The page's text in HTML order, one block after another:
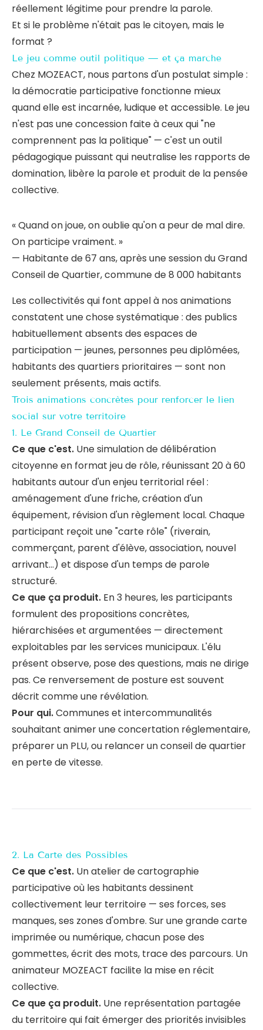
réellement légitime pour prendre la parole.
Et si le problème n'était pas le citoyen, mais le
format ?
Le jeu comme outil politique — et ça marche
Chez MOZEACT, nous partons d'un postulat simple :
la démocratie participative fonctionne mieux
quand elle est incarnée, ludique et accessible. Le jeu
n'est pas une concession faite à ceux qui "ne
comprennent pas la politique" — c'est un outil
pédagogique puissant qui neutralise les rapports de
domination, libère la parole et produit de la pensée
collective.
« Quand on joue, on oublie qu'on a peur de mal dire.
On participe vraiment. »
— Habitante de 67 ans, après une session du Grand
Conseil de Quartier, commune de 8 000 habitants
Les collectivités qui font appel à nos animations
constatent une chose systématique : des publics
habituellement absents des espaces de
participation — jeunes, personnes peu diplômées,
habitants des quartiers prioritaires — sont non
seulement présents, mais actifs.
Trois animations concrètes pour renforcer le lien
social sur votre territoire
1. Le Grand Conseil de Quartier
Ce que c'est. Une simulation de délibération
citoyenne en format jeu de rôle, réunissant 20 à 60
habitants autour d'un enjeu territorial réel :
aménagement d'une friche, création d'un
équipement, révision d'un règlement local. Chaque
participant reçoit une "carte rôle" (riverain,
commerçant, parent d'élève, association, nouvel
arrivant…) et dispose d'un temps de parole
structuré.
Ce que ça produit. En 3 heures, les participants
formulent des propositions concrètes,
hiérarchisées et argumentées — directement
exploitables par les services municipaux. L'élu
présent observe, pose des questions, mais ne dirige
pas. Ce renversement de posture est souvent
décrit comme une révélation.
Pour qui.Communes et intercommunalités
souhaitant animer une concertation réglementaire,
préparer un PLU, ou relancer un conseil de quartier
en perte de vitesse.
2. La Carte des Possibles
Ce que c'est. Un atelier de cartographie
participative où les habitants dessinent
collectivement leur territoire — ses forces, ses
manques, ses zones d'ombre. Sur une grande carte
imprimée ou numérique, chacun pose des
gommettes, écrit des mots, trace des parcours. Un
animateur MOZEACT facilite la mise en récit
collective.
Ce que ça produit. Une représentation partagée
du territoire qui fait émerger des priorités invisibles